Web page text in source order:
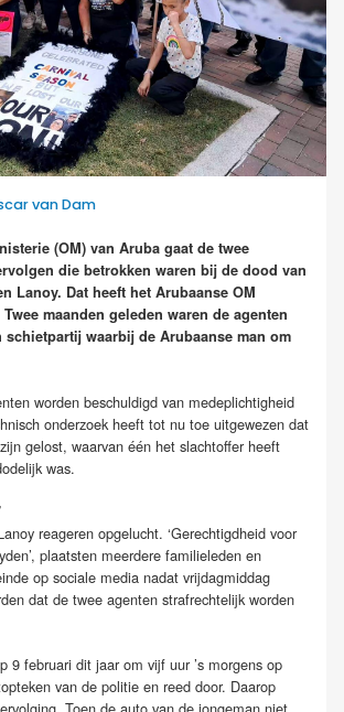
van Dam
(OM) van Aruba gaat de twee
die betrokken waren bij de dood van
Lanoy. Dat heeft het Arubaanse OM
maanden geleden waren de agenten
schietpartij waarbij de Arubaanse man om
worden beschuldigd van medeplichtigheid
onderzoek heeft tot nu toe uitgewezen dat
gelost, waarvan één het slachtoffer heeft
was.
reageren opgelucht. ‘Gerechtigdheid voor
plaatsten meerdere familieleden en
op sociale media nadat vrijdagmiddag
dat de twee agenten strafrechtelijk worden
9 februari dit jaar om vijf uur ’s morgens op
van de politie en reed door. Daarop